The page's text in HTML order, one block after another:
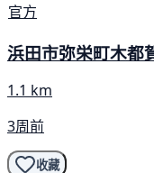
官方
浜田市弥栄町木都
1.1 km
3周前
收藏